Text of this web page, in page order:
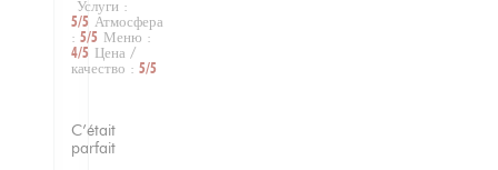
Услуги :
5/5 Атмосфера
: 5/5 Меню :
4/5 Цена /
качество : 5/5
C’était
parfait